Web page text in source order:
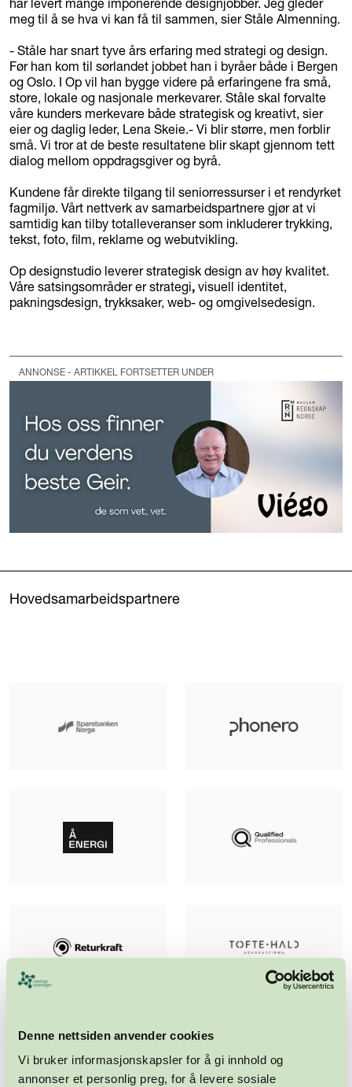
Denne nettsiden anvender cookies
Vi bruker informasjonskapsler for å gi innhold og
annonser et personlig preg, for å levere sosiale
har levert mange imponerende designjobber. Jeg gleder
meg til å se hva vi kan få til sammen, sier Ståle Almenning.
- Ståle har snart tyve års erfaring med strategi og design.
Før han kom til sørlandet jobbet han i byråer både i Bergen
og Oslo. I Op vil han bygge videre på erfaringene fra små,
store, lokale og nasjonale merkevarer. Ståle skal forvalte
våre kunders merkevare både strategisk og kreativt, sier
eier og daglig leder, Lena Skeie.- Vi blir større, men forblir
små. Vi tror at de beste resultatene blir skapt gjennom tett
dialog mellom oppdragsgiver og byrå.
Kundene får direkte tilgang til seniorressurser i et rendyrket
fagmiljø. Vårt nettverk av samarbeidspartnere gjør at vi
samtidig kan tilby totalleveranser som inkluderer trykking,
tekst, foto, film, reklame og webutvikling.
Op designstudio leverer strategisk design av høy kvalitet.
Våre satsingsområder er strategi, visuell identitet,
pakningsdesign, trykksaker, web- og omgivelsedesign.
ANNONSE - ARTIKKEL FORTSETTER UNDER
Hovedsamarbeidspartnere